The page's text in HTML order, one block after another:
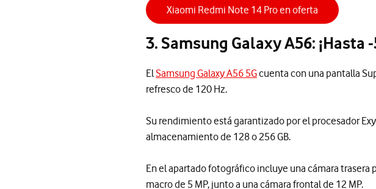
Xiaomi Redmi Note 14 Pro en oferta
3. Samsung Galaxy A56: ¡Hasta
El Samsung Galaxy A56 5Gcuenta con una pantalla
refresco de 120 Hz.
Su rendimiento está garantizado por el procesador
almacenamiento de 128 o 256 GB.
En el apartado fotográfico incluye una cámara trasera
macro de 5 MP, junto a una cámara frontal de 12 MP.